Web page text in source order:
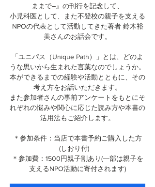
ままで―』の刊行を記念して、
小児科医として、また不登校の親子を支える
NPOの代表として活動してきた著者 鈴木裕
美さんのお話会です。
「ユニパス（Unique Path）」とは、どのよ
うな思いから生まれた言葉なのでしょうか。
本ができるまでの経験や活動とともに、その
考え方をお話いただきます。
また参加者さんの事前アンケートをもとにそ
れぞれの悩みや関心に応じた読み方や本書の
活用法もご紹介します。
＊参加条件：当店で本書予約ご購入した方
(しおり付)
＊参加費：1500円親子割あり(一部は親子を
支えるNPO活動に寄付されます)